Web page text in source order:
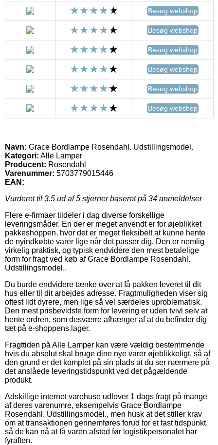
Besøg webshop
Besøg webshop
Besøg webshop
Besøg webshop
Besøg webshop
Besøg webshop
Navn: Grace Bordlampe Rosendahl. Udstillingsmodel.
Kategori: Alle Lamper
Producent: Rosendahl
Varenummer: 5703779015446
EAN:
Vurderet til 3.5 ud af 5 stjerner baseret på 34 anmeldelser
Flere e-firmaer tildeler i dag diverse forskellige
leveringsmåder. En der er meget anvendt er for øjeblikket
pakkeshoppen, hvor det er meget fleksibelt at kunne hente
de nyindkøbte varer lige når det passer dig. Den er nemlig
virkelig praktisk, og typisk endvidere den mest betalelige
form for fragt ved køb af Grace Bordlampe Rosendahl.
Udstillingsmodel..
Du burde endvidere tænke over at få pakken leveret til dit
hus eller til dit arbejdes adresse. Fragtmuligheden viser sig
oftest lidt dyrere, men lige så vel særdeles uproblematisk.
Den mest prisbevidste form for levering er uden tvivl selv at
hente ordren, som desværre afhænger af at du befinder dig
tæt på e-shoppens lager.
Fragttiden på Alle Lamper kan være vældig bestemmende
hvis du absolut skal bruge dine nye varer øjeblikkeligt, så af
den grund er det komplet på sin plads at du ser nærmere på
det anslåede leveringstidspunkt ved det pågældende
produkt.
Adskillige internet varehuse udlover 1 dags fragt på mange
af deres varenumre, eksempelvis Grace Bordlampe
Rosendahl. Udstillingsmodel., men husk at det stiller krav
om at transaktionen gennemføres forud for et fast tidspunkt,
så de kan nå at få varen afsted før logistikpersonalet har
fyraften.